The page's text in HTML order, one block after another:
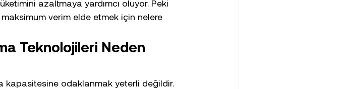
azaltmaya yardımcı oluyor. Peki
verim elde etmek için nelere
Teknolojileri Neden
kapasitesine odaklanmak yeterli değildir.